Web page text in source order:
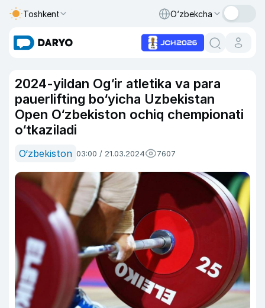
Toshkent O‘zbekcha
2024-yildan Og‘ir atletika va para
pauerlifting bo‘yicha Uzbekistan
Open O‘zbekiston ochiq chempionati
o‘tkaziladi
O‘zbekiston 03:00 / 21.03.2024 7607